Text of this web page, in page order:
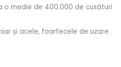
o medie de 400.000 de cusături
și acele, foarfecele de uzare